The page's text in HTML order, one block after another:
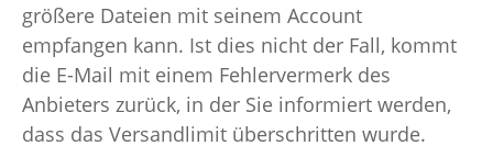
größere Dateien mit seinem Account
empfangen kann. Ist dies nicht der Fall, kommt
die E-Mail mit einem Fehlervermerk des
Anbieters zurück, in der Sie informiert werden,
dass das Versandlimit überschritten wurde.